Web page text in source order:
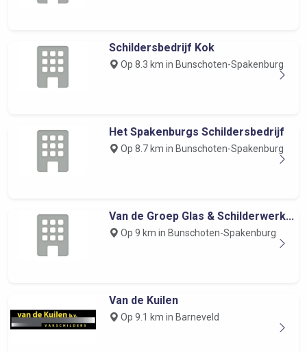
Schildersbedrijf Kok
Op 8.3 km in Bunschoten-Spakenburg
Het Spakenburgs Schildersbedrijf
Op 8.7 km in Bunschoten-Spakenburg
Van de Groep Glas & Schilderwerk...
Op 9 km in Bunschoten-Spakenburg
Van de Kuilen
Op 9.1 km in Barneveld